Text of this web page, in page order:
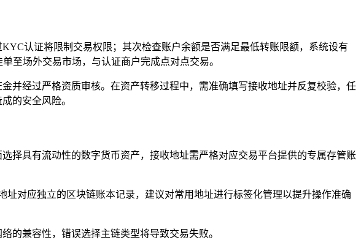
认证将限制交易权限；其次检查账户余额是否满足最低转账限额，系统设有
至场外交易市场，与认证商户完成点对点交易。
并经过严格资质审核。在资产转移过程中，需准确填写接收地址并反复校验，任
的安全风险。
择具有流动性的数字货币资产，接收地址需严格对应交易平台提供的专属存管账
对应独立的区块链账本记录，建议对常用地址进行标签化管理以提升操作准确
的兼容性，错误选择主链类型将导致交易失败。